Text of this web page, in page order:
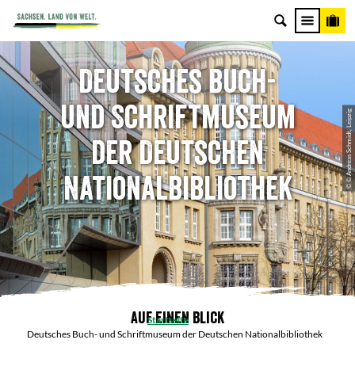
© © Andreas Schmidt, Leipzig
Deutsches Buch-
und Schriftmuseum
der Deutschen
Nationalbibliothek
Startseite
Deutsches Buch- und Schriftmuseum der Deutschen Nationalbibliothek
Auf einen Blick